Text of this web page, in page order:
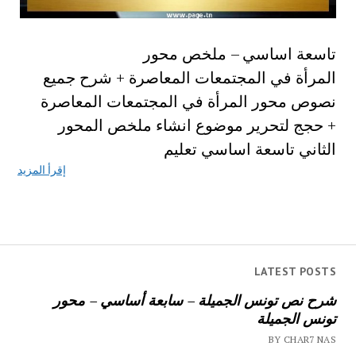
LATEST POSTS
شرح نص تونس الجميلة – سابعة أساسي – محور
تونس الجميلة
BY CHAR7 NAS
تاسعة اساسي – ملخص محور
المرأة في المجتمعات المعاصرة + شرح جميع
نصوص محور المرأة في المجتمعات المعاصرة
+ حجج لتحرير موضوع انشاء ملخص المحور
الثاني تاسعة اساسي تعليم
إقرأ المزيد